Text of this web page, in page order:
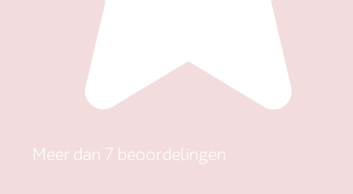
Meer dan 7 beoordelingen